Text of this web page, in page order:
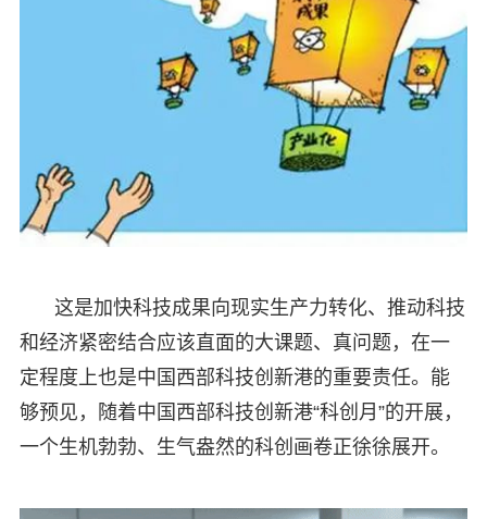
这是加快科技成果向现实生产力转化、推动科技
和经济紧密结合应该直面的大课题、真问题，在一
定程度上也是中国西部科技创新港的重要责任。能
够预见，随着中国西部科技创新港“科创月”的开展，
一个生机勃勃、生气盎然的科创画卷正徐徐展开。